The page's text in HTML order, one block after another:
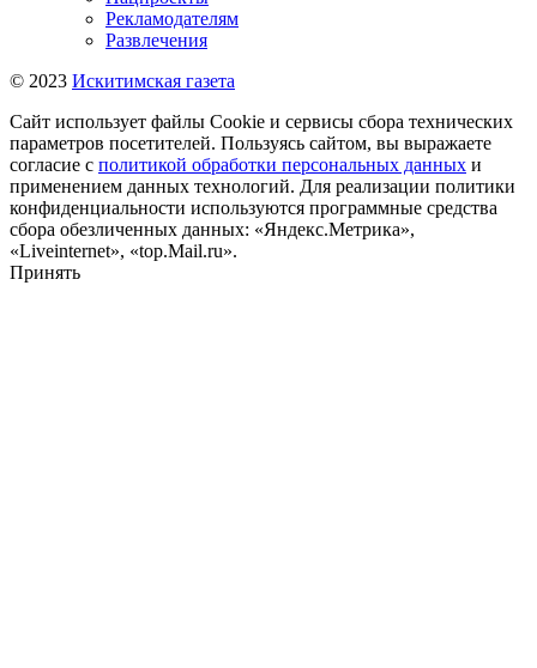
Рекламодателям
Развлечения
© 2023 Искитимская газета
Сайт использует файлы Cookie и сервисы сбора технических
параметров посетителей. Пользуясь сайтом, вы выражаете
согласие с политикой обработки персональных данных и
применением данных технологий. Для реализации политики
конфиденциальности используются программные средства
сбора обезличенных данных: «Яндекс.Метрика»,
«Liveinternet», «top.Mail.ru».
Принять